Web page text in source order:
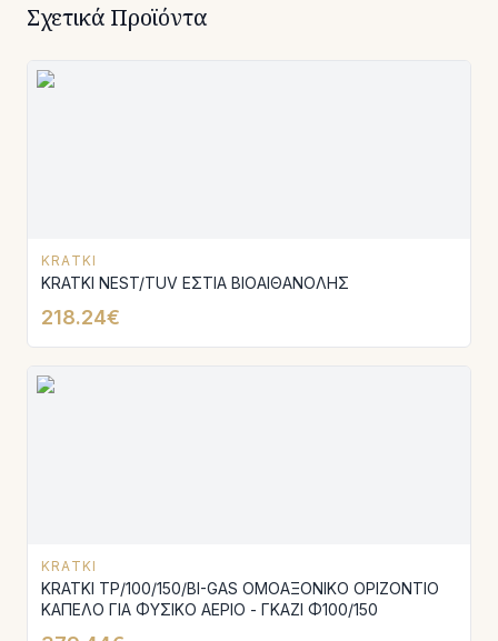
Σχετικά Προϊόντα
KRATKI
KRATKI NEST/TUV ΕΣΤΙΑ ΒΙΟΑΙΘΑΝΟΛΗΣ
218.24€
KRATKI
KRATKI TP/100/150/BI-GAS ΟΜΟΑΞΟΝΙΚΟ ΟΡΙΖΟΝΤΙΟ
ΚΑΠΕΛΟ ΓΙΑ ΦΥΣΙΚΟ ΑΕΡΙΟ - ΓΚΑΖΙ Φ100/150